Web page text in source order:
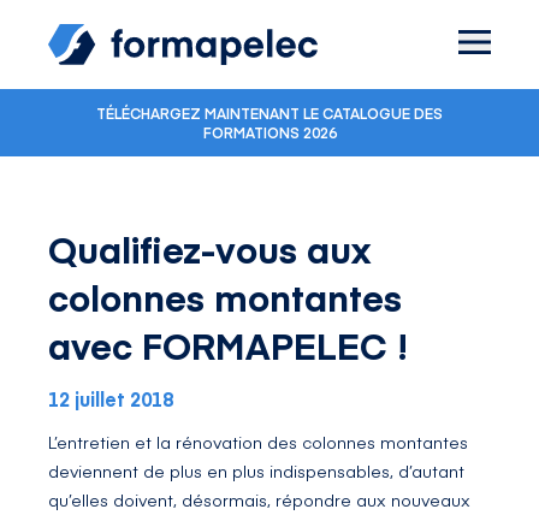
TÉLÉCHARGEZ MAINTENANT LE CATALOGUE DES
FORMATIONS 2026
Qualifiez-vous aux
colonnes montantes
avec FORMAPELEC !
12 juillet 2018
L’entretien et la rénovation des colonnes montantes
deviennent de plus en plus indispensables, d’autant
qu’elles doivent, désormais, répondre aux nouveaux